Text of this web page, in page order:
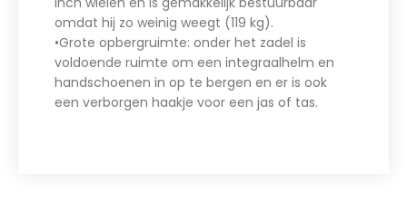
omdat hij zo weinig weegt (119 kg).
•Grote opbergruimte: onder het zadel is
voldoende ruimte om een integraalhelm en
handschoenen in op te bergen en er is ook
een verborgen haakje voor een jas of tas.